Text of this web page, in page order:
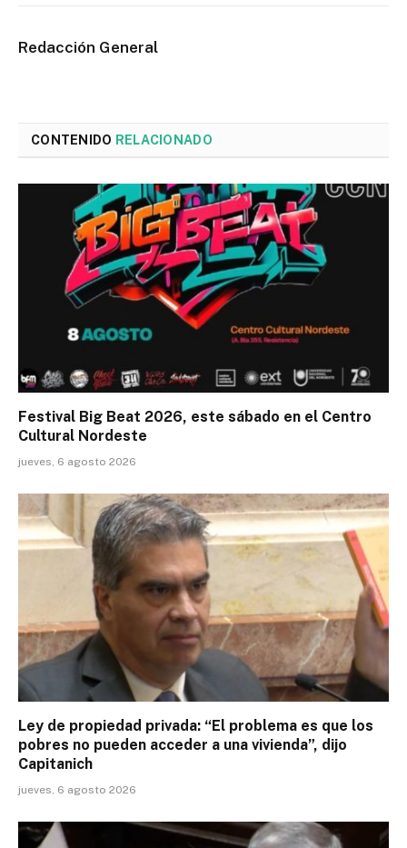
Redacción General
CONTENIDO RELACIONADO
Festival Big Beat 2026, este sábado en el Centro
Cultural Nordeste
jueves, 6 agosto 2026
Ley de propiedad privada: “El problema es que los
pobres no pueden acceder a una vivienda”, dijo
Capitanich
jueves, 6 agosto 2026